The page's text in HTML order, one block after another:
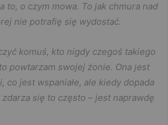
to, o czym mowa. To jak chmura nad
nie potrafię się wydostać.
komuś, kto nigdy czegoś takiego
powtarzam swojej żonie. Ona jest
co jest wspaniałe, ale kiedy dopada
się to często – jest naprawdę